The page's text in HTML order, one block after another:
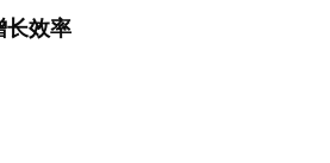
效率